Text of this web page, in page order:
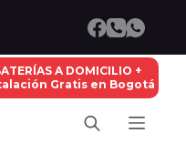
A DOMICILIO +
Gratis en Bogotá